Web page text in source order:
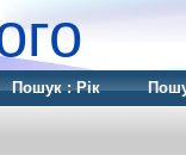
Пошук : Рік